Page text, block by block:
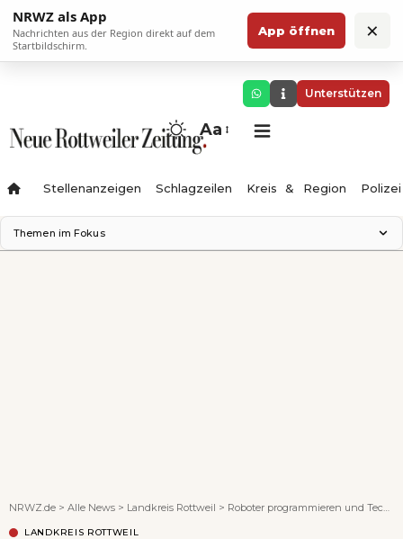
NRWZ als App
Nachrichten aus der Region direkt auf dem
Startbildschirm.
App öffnen ×
Unterstützen
Aa
Stellenanzeigen Schlagzeilen Kreis & Region Polizei
Themen im Fokus
NRWZ.de > Alle News > Landkreis Rottweil > Roboter programmieren und Technikberufe kennenlernen: Erlebnis-Truck kommt nach Zimmern
LANDKREIS ROTTWEIL